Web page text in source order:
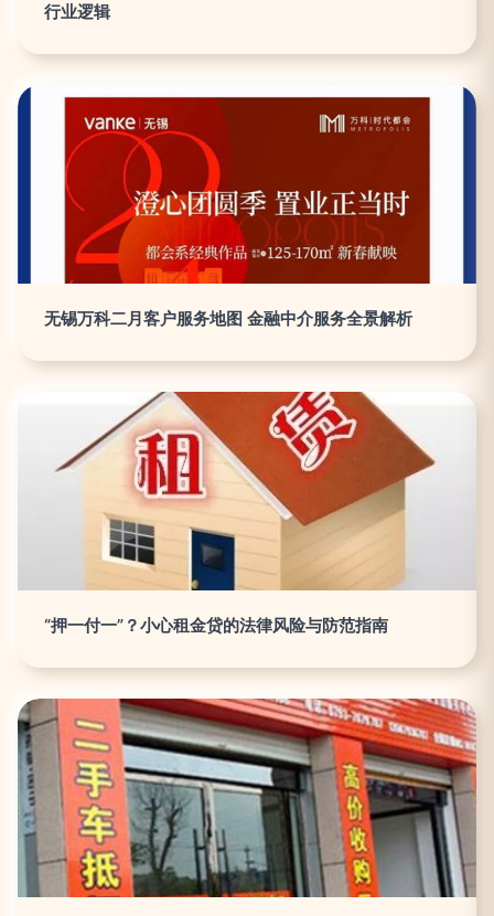
行业逻辑
无锡万科二月客户服务地图 金融中介服务全景解析
“押一付一”？小心租金贷的法律风险与防范指南